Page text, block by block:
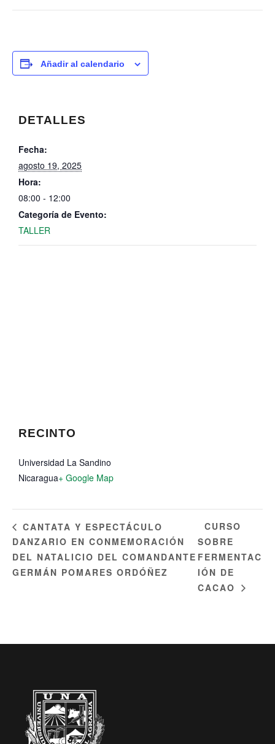
Añadir al calendario
DETALLES
Fecha:
agosto 19, 2025
Hora:
08:00 - 12:00
Categoría de Evento:
TALLER
RECINTO
Universidad La Sandino
Nicaragua+ Google Map
CANTATA Y ESPECTÁCULO
DANZARIO EN CONMEMORACIÓN
DEL NATALICIO DEL COMANDANTE
GERMÁN POMARES ORDÓÑEZ
CURSO
SOBRE
FERMENTAC
IÓN DE
CACAO